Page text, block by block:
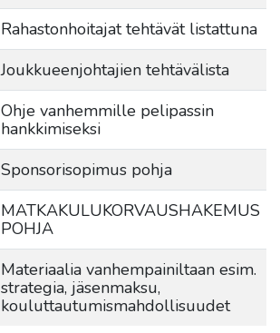
Rahastonhoitajat tehtävät listattuna
Joukkueenjohtajien tehtävälista
Ohje vanhemmille pelipassin
hankkimiseksi
Sponsorisopimus pohja
MATKAKULUKORVAUSHAKEMUS
POHJA
Materiaalia vanhempainiltaan esim.
strategia, jäsenmaksu,
kouluttautumismahdollisuudet